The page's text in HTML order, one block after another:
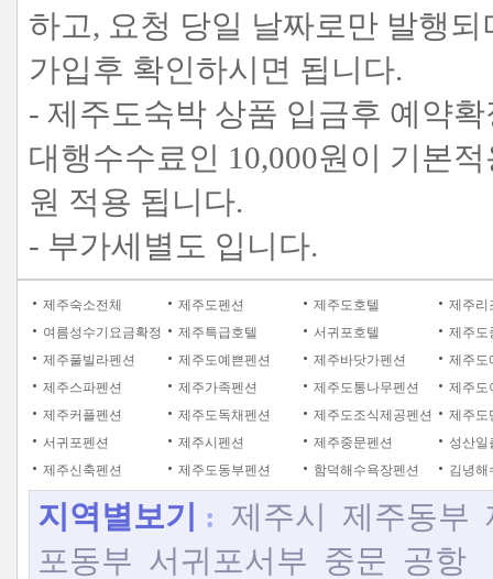
하고, 요청 당일 날짜로만 발행
가입후 확인하시면 됩니다.
- 제주도숙박 상품 입금후 예약
대행수수료인 10,000원이 기본
원 적용 됩니다.
- 부가세별도 입니다.
제주숙소전체 제주도펜션 제주도호텔
제주리
여름성수기요금확정
제주특급호텔 서귀포호텔
제주도
제주풀빌라펜션
제주도예쁜펜션 제주바닷가펜션
제주도
제주스파펜션
제주가족펜션 제주도통나무펜션
제주도
제주커플펜션
제주도독채펜션 제주도조식제공펜션
제주도
서귀포펜션
제주시펜션 제주중문펜션
성산일
제주신축펜션
제주도동부펜션 함덕해수욕장펜션 김녕해
지역별보기 : 제주시 제주동부
포동부 서귀포서부 중문 공항